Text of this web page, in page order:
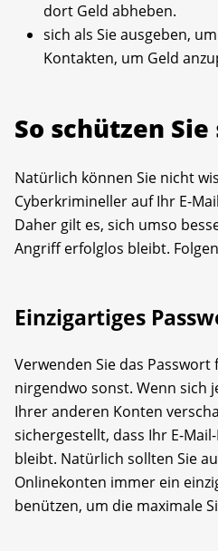
dort Geld abheben.
sich als Sie ausgeben,
Kontakten, um Geld
So schützen Sie
Natürlich können Sie nicht
Cyberkrimineller auf Ihr E-
Daher gilt es, sich umso
Angriff erfolglos bleibt.
Einzigartiges
Verwenden Sie das Passwort
nirgendwo sonst. Wenn sich
Ihrer anderen Konten
sichergestellt, dass Ihr E-
bleibt. Natürlich sollten Sie
Onlinekonten immer ein
benützen, um die maximale